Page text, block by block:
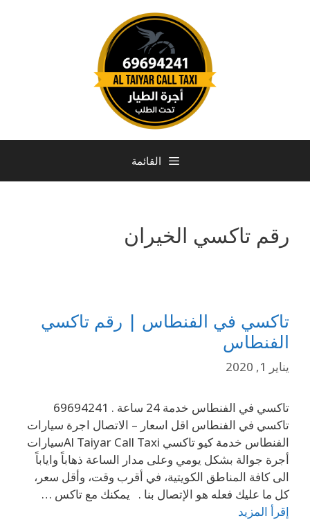
القائمة
رقم تاكسي الخيران
تاكسي في الفنطاس | رقم تاكسي
الفنطاس
يناير 1, 2020
تاكسي في الفنطاس خدمة 24 ساعة . 69694241
تاكسي في الفنطاس اقل اسعار – الاتصال اجرة سيارات
الفنطاس خدمة كيو تاكسي Al Taiyar Call Taxiسيارات
أجرة جوالة بشكل يومي وعلى مدار الساعة ذهاباً واياباً
الى كافة المناطق الكويتية، في أقرب وقت، وأقل سعر،
كل ما عليك فعله هو الإتصال بنا . يمكنك مع تاكس …
إقرأ المزيد